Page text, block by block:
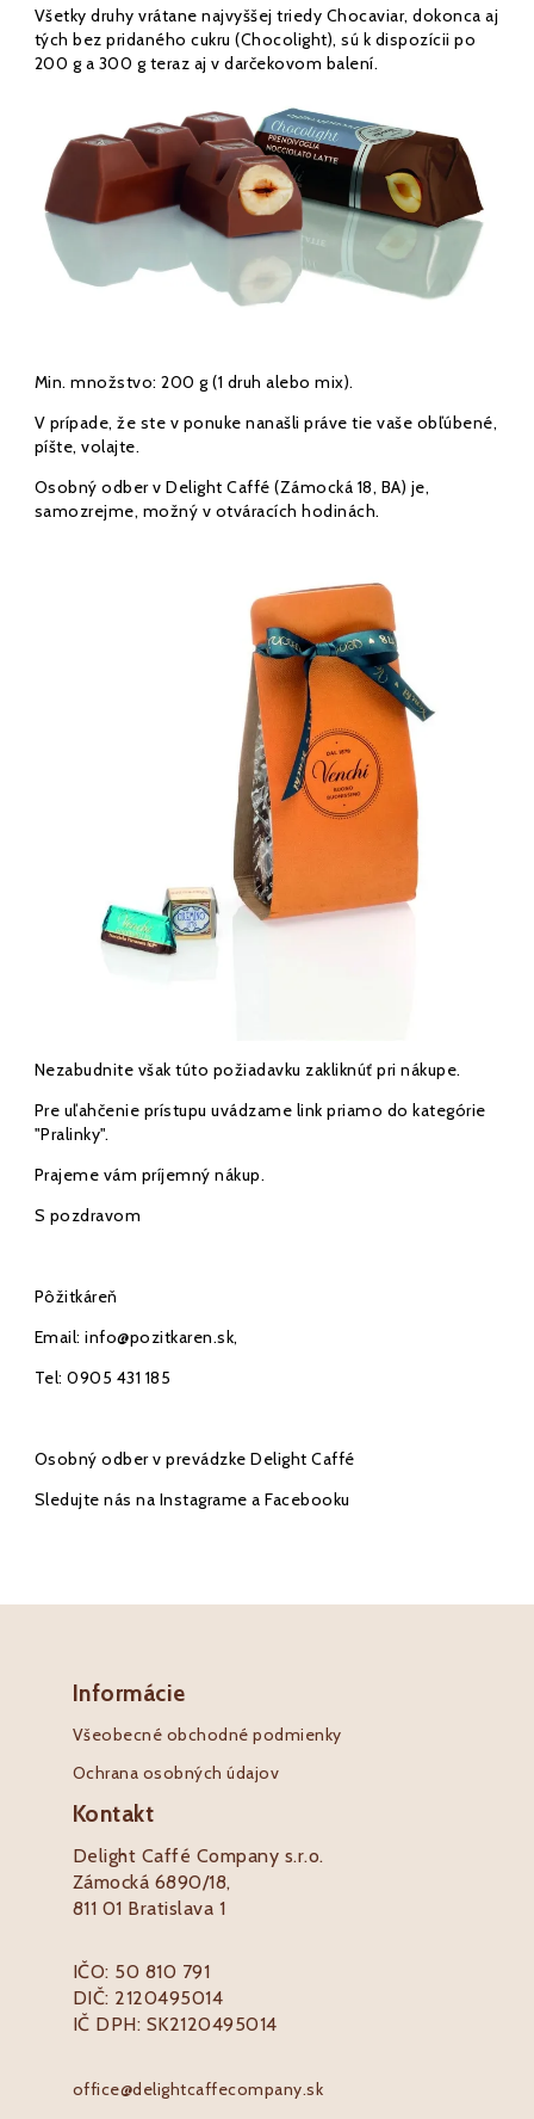
Všetky druhy vrátane najvyššej triedy Chocaviar, dokonca aj
tých bez pridaného cukru (Chocolight), sú k dispozícii po
200 g a 300 g teraz aj v darčekovom balení.
Min. množstvo: 200 g (1 druh alebo mix).
V prípade, že ste v ponuke nanašli práve tie vaše obľúbené,
píšte, volajte.
Osobný odber v Delight Caffé (Zámocká 18, BA) je,
samozrejme, možný v otváracích hodinách.
Nezabudnite však túto požiadavku zakliknúť pri nákupe.
Pre uľahčenie prístupu uvádzame link priamo do kategórie
"Pralinky".
Prajeme vám príjemný nákup.
S pozdravom
Pôžitkáreň
Email:info@pozitkaren.sk,
Tel:0905 431 185
Osobný odber v prevádzkeDelight Caffé
Sledujte nás na Instagrame aFacebooku
Informácie
Všeobecné obchodné podmienky
Ochrana osobných údajov
Kontakt
Delight Caffé Company s.r.o.
Zámocká 6890/18,
811 01 Bratislava 1
IČO: 50 810 791
DIČ: 2120495014
IČ DPH: SK2120495014
office@delightcaffecompany.sk